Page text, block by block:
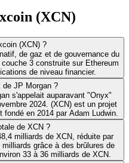
(XCN)
(XCN) ?
de gaz et de gouvernance du
3 construite sur Ethereum
de niveau financier.
JP Morgan ?
s'appelait auparavant "Onyx"
2024. (XCN) est un projet
en 2014 par Adam Ludwin.
de XCN ?
milliards de XCN, réduite par
grâce à des brûlures de
33 à 36 milliards de XCN.